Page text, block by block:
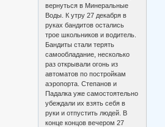
вернуться в Минеральные
Воды. К утру 27 декабря в
руках бандитов остались
трое школьников и водитель.
Бандиты стали терять
самообладание, несколько
раз открывали огонь из
автоматов по постройкам
аэропорта. Степанов и
Падалка уже самостоятельно
убеждали их взять себя в
руки и отпустить людей. В
конце концов вечером 27